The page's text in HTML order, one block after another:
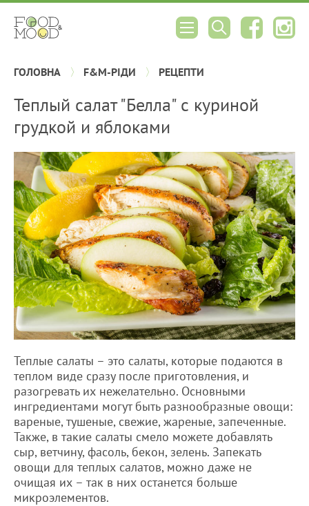
ГОЛОВНА F&M-РІДИ РЕЦЕПТИ
Теплый салат "Белла" с куриной
грудкой и яблоками
Теплые салаты – это салаты, которые подаются в
теплом виде сразу после приготовления, и
разогревать их нежелательно. Основными
ингредиентами могут быть разнообразные овощи:
вареные, тушеные, свежие, жареные, запеченные.
Также, в такие салаты смело можете добавлять
сыр, ветчину, фасоль, бекон, зелень. Запекать
овощи для теплых салатов, можно даже не
очищая их – так в них останется больше
микроэлементов.